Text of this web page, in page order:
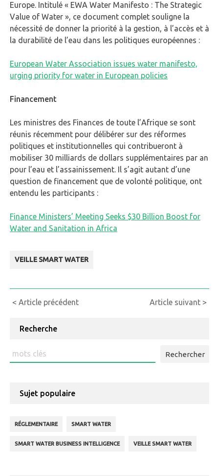
Europe. Intitulé « EWA Water Manifesto : The Strategic
Value of Water », ce document complet souligne la
nécessité de donner la priorité à la gestion, à l’accès et à
la durabilité de l’eau dans les politiques européennes :
European Water Association issues water manifesto,
urging priority for water in European policies
Financement
Les ministres des Finances de toute l’Afrique se sont
réunis récemment pour délibérer sur des réformes
politiques et institutionnelles qui contribueront à
mobiliser 30 milliards de dollars supplémentaires par an
pour l’eau et l’assainissement. Il s’agit autant d’une
question de financement que de volonté politique, ont
entendu les participants :
Finance Ministers’ Meeting Seeks $30 Billion Boost for
Water and Sanitation in Africa
VEILLE SMART WATER
Continue
< Article précédent Article suivant >
Recherche
Rechercher
:
Sujet populaire
RÉGLEMENTAIRE SMART WATER
SMART WATER BUSINESS INTELLIGENCE VEILLE SMART WATER